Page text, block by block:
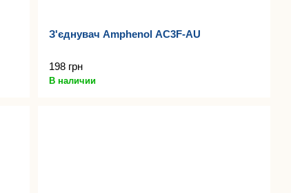
З'єднувач Amphenol AC3F-AU
198 грн
В наличии